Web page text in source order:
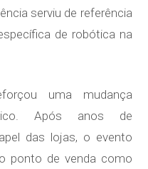
serviu de referência
de robótica na
uma mudança
Após anos de
das lojas, o evento
ponto de venda como